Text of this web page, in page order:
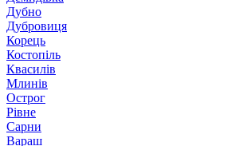
Дубно
Дубровиця
Корець
Костопіль
Квасилів
Млинів
Острог
Рівне
Сарни
Вараш